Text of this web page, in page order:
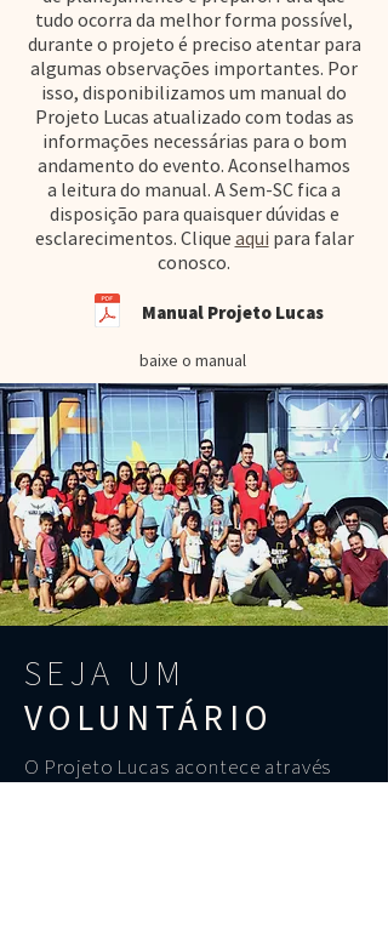
tudo ocorra da melhor forma possível,
durante o projeto é preciso atentar para
algumas observações importantes. Por
isso, disponibilizamos um manual do
Projeto Lucas atualizado com todas as
informações necessárias para o bom
andamento do evento. Aconselhamos
a leitura do manual. A Sem-SC fica a
disposição para quaisquer dúvidas e
esclarecimentos. Clique aqui para falar
conosco.
Manual Projeto Lucas
baixe o manual
SEJA UM
VOLUNTÁRIO
O Projeto Lucas acontece através